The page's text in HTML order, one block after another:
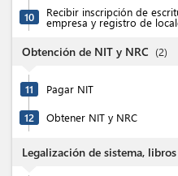
10 Recibir inscripción de
empresa y registro de
Obtención de NIT y NRC (2)
11 Pagar NIT
12 Obtener NIT y NRC
Legalización de sistema,